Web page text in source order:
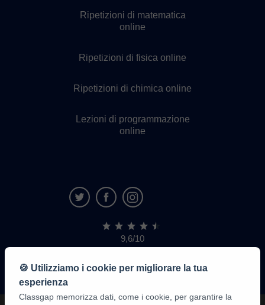
Ripetizioni di matematica
online
Ripetizioni di fisica online
Ripetizioni di chimica online
Lezioni di programmazione
online
9,6/10
1.339.284
recensioni
di
alunni
🍪 Utilizziamo i cookie per migliorare la tua
esperienza
Classgap memorizza dati, come i cookie, per garantire la